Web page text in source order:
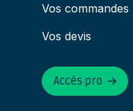
Vos commandes
Vos devis
Accès pro